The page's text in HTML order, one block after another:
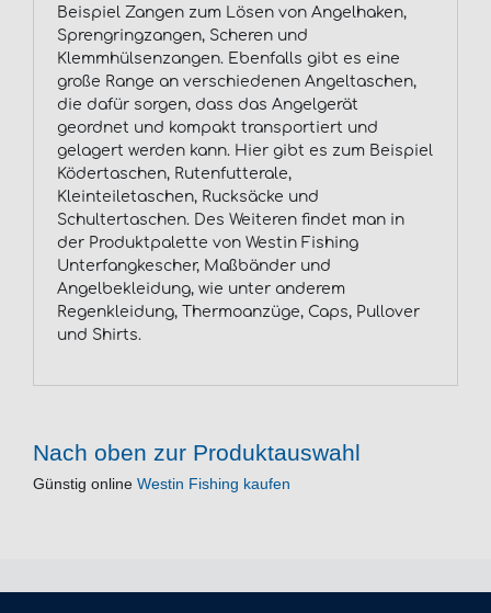
Beispiel Zangen zum Lösen von Angelhaken,
Sprengringzangen, Scheren und
Klemmhülsenzangen. Ebenfalls gibt es eine
große Range an verschiedenen Angeltaschen,
die dafür sorgen, dass das Angelgerät
geordnet und kompakt transportiert und
gelagert werden kann. Hier gibt es zum Beispiel
Ködertaschen, Rutenfutterale,
Kleinteiletaschen, Rucksäcke und
Schultertaschen. Des Weiteren findet man in
der Produktpalette von Westin Fishing
Unterfangkescher, Maßbänder und
Angelbekleidung, wie unter anderem
Regenkleidung, Thermoanzüge, Caps, Pullover
und Shirts.
Nach oben zur Produktauswahl
Günstig online Westin Fishing kaufen